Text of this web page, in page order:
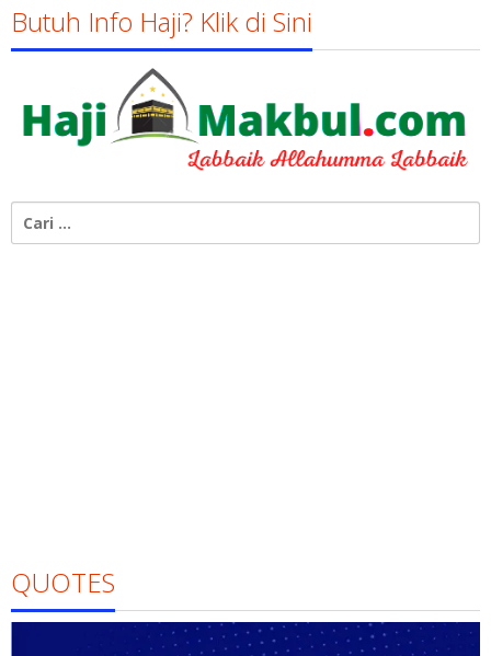
Butuh Info Haji? Klik di Sini
untuk:
QUOTES